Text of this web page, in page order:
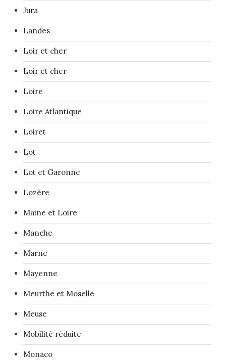
Jura
Landes
Loir et cher
Loir et cher
Loire
Loire Atlantique
Loiret
Lot
Lot et Garonne
Lozère
Maine et Loire
Manche
Marne
Mayenne
Meurthe et Moselle
Meuse
Mobilité réduite
Monaco